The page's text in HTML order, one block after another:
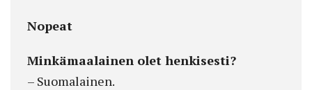
Nopeat
Minkämaalainen olet henkisesti?
– Suomalainen.